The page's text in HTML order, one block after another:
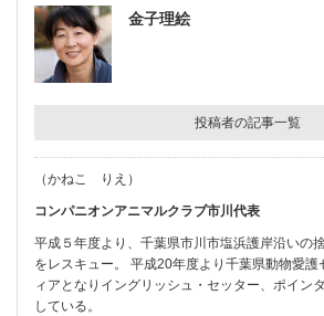
金子理絵
投稿者の記事一覧
（かねこ りえ）
コンパニオンアニマルクラブ市川代表
平成５年度より、千葉県市川市塩浜護岸沿いの
をレスキュー。 平成20年度より千葉県動物愛護
ィアとなりイングリッシュ・セッター、ポイン
している。